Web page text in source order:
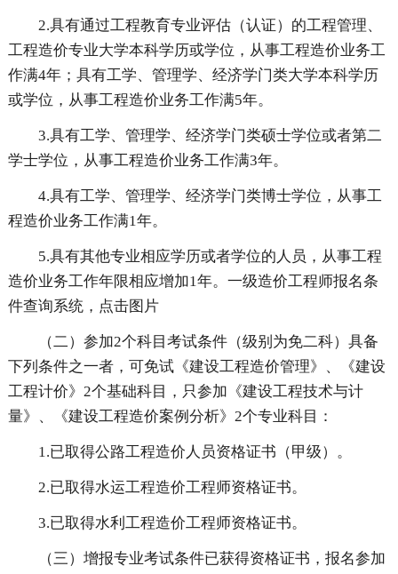
2.具有通过工程教育专业评估（认证）的工程管理、
工程造价专业大学本科学历或学位，从事工程造价业务工
作满4年；具有工学、管理学、经济学门类大学本科学历
或学位，从事工程造价业务工作满5年。
3.具有工学、管理学、经济学门类硕士学位或者第二
学士学位，从事工程造价业务工作满3年。
4.具有工学、管理学、经济学门类博士学位，从事工
程造价业务工作满1年。
5.具有其他专业相应学历或者学位的人员，从事工程
造价业务工作年限相应增加1年。一级造价工程师报名条
件查询系统，点击图片
（二）参加2个科目考试条件（级别为免二科）具备
下列条件之一者，可免试《建设工程造价管理》、《建设
工程计价》2个基础科目，只参加《建设工程技术与计
量》、《建设工程造价案例分析》2个专业科目：
1.已取得公路工程造价人员资格证书（甲级）。
2.已取得水运工程造价工程师资格证书。
3.已取得水利工程造价工程师资格证书。
（三）增报专业考试条件已获得资格证书，报名参加